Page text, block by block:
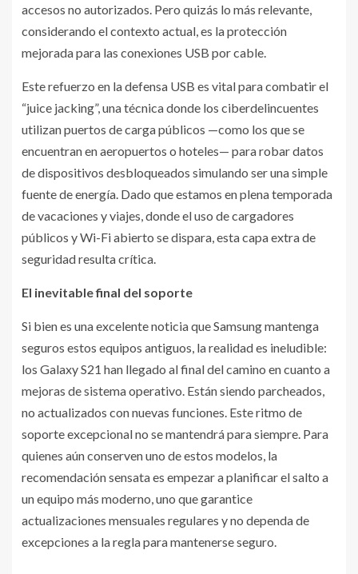
accesos no autorizados. Pero quizás lo más relevante,
considerando el contexto actual, es la protección
mejorada para las conexiones USB por cable.
Este refuerzo en la defensa USB es vital para combatir el
“juice jacking”, una técnica donde los ciberdelincuentes
utilizan puertos de carga públicos —como los que se
encuentran en aeropuertos o hoteles— para robar datos
de dispositivos desbloqueados simulando ser una simple
fuente de energía. Dado que estamos en plena temporada
de vacaciones y viajes, donde el uso de cargadores
públicos y Wi-Fi abierto se dispara, esta capa extra de
seguridad resulta crítica.
El inevitable final del soporte
Si bien es una excelente noticia que Samsung mantenga
seguros estos equipos antiguos, la realidad es ineludible:
los Galaxy S21 han llegado al final del camino en cuanto a
mejoras de sistema operativo. Están siendo parcheados,
no actualizados con nuevas funciones. Este ritmo de
soporte excepcional no se mantendrá para siempre. Para
quienes aún conserven uno de estos modelos, la
recomendación sensata es empezar a planificar el salto a
un equipo más moderno, uno que garantice
actualizaciones mensuales regulares y no dependa de
excepciones a la regla para mantenerse seguro.